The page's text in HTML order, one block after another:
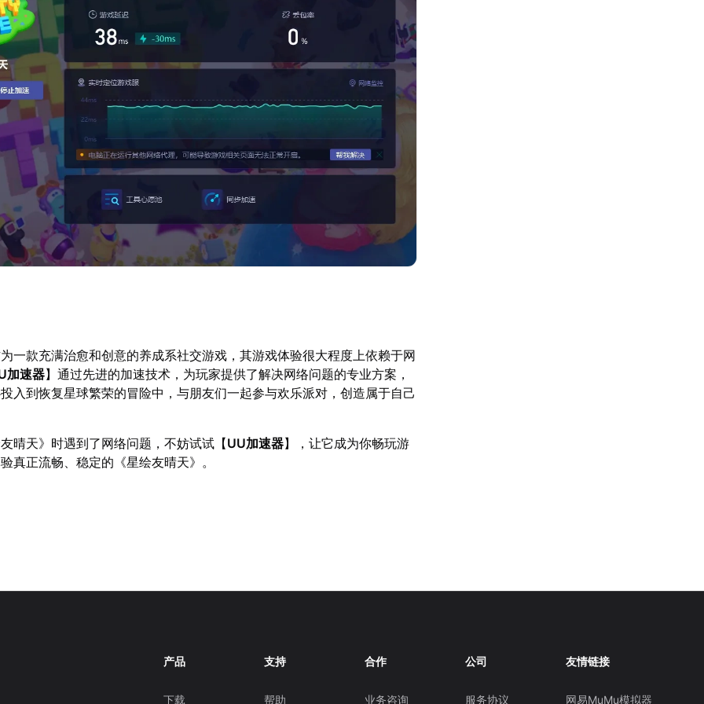
一款充满治愈和创意的养成系社交游戏，其游戏体验很大程度上依赖于网
加速器】通过先进的加速技术，为玩家提供了解决网络问题的专业方案，
入到恢复星球繁荣的冒险中，与朋友们一起参与欢乐派对，创造属于自己
晴天》时遇到了网络问题，不妨试试【UU加速器】，让它成为你畅玩游
真正流畅、稳定的《星绘友晴天》。
产品
下载
支持
帮助
合作
业务咨询
公司
服务协议
友情链接
网易MuMu模拟器